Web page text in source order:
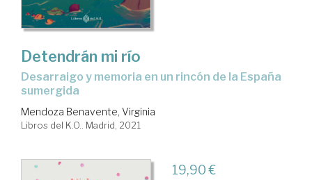
Detendrán mi río
desarraigo y memoria en un rincón de la España
sumergida
Mendoza Benavente, Virginia
Libros del K.O.. Madrid, 2021
19,90 €